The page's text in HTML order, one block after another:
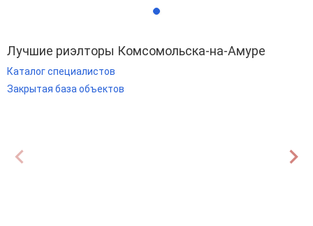
Лучшие риэлторы Комсомольска-на-Амуре
Каталог специалистов
Закрытая база объектов